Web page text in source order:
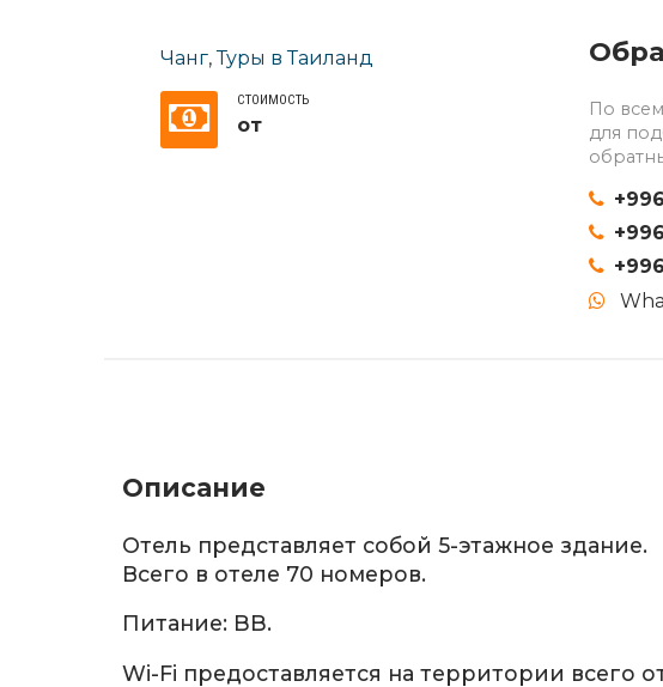
Чанг,Туры в Таиланд
СТОИМОСТЬ
от
По
для
Описание
Отель представляет собой 5-этажное здание.
Всего в отеле 70 номеров.
Питание: BB.
Wi-Fi предоставляется на территории всего